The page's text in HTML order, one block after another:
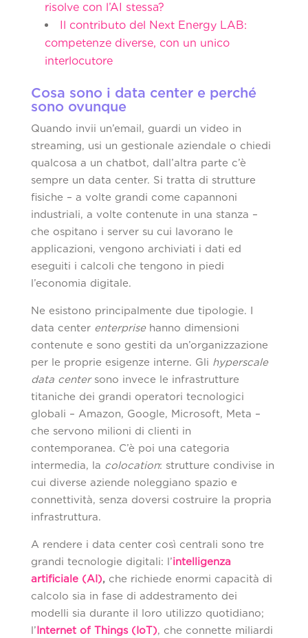
risolve con l’AI stessa?
Il contributo del Next Energy LAB:
competenze diverse, con un unico
interlocutore
Cosa sono i data center e perché
sono ovunque
Quando invii un’email, guardi un video in
streaming, usi un gestionale aziendale o chiedi
qualcosa a un chatbot, dall’altra parte c’è
sempre un data center. Si tratta di strutture
fisiche – a volte grandi come capannoni
industriali, a volte contenute in una stanza –
che ospitano i server su cui lavorano le
applicazioni, vengono archiviati i dati ed
eseguiti i calcoli che tengono in piedi
l’economia digitale.
Ne esistono principalmente due tipologie. I
data center enterprisehanno dimensioni
contenute e sono gestiti da un’organizzazione
per le proprie esigenze interne. Gli hyperscale
data centersono invece le infrastrutture
titaniche dei grandi operatori tecnologici
globali – Amazon, Google, Microsoft, Meta –
che servono milioni di clienti in
contemporanea. C’è poi una categoria
intermedia, la colocation: strutture condivise in
cui diverse aziende noleggiano spazio e
connettività, senza doversi costruire la propria
infrastruttura.
A rendere i data center così centrali sono tre
grandi tecnologie digitali: l’intelligenza
artificiale (AI), che richiede enormi capacità di
calcolo sia in fase di addestramento dei
modelli sia durante il loro utilizzo quotidiano;
l’Internet of Things (IoT), che connette miliardi